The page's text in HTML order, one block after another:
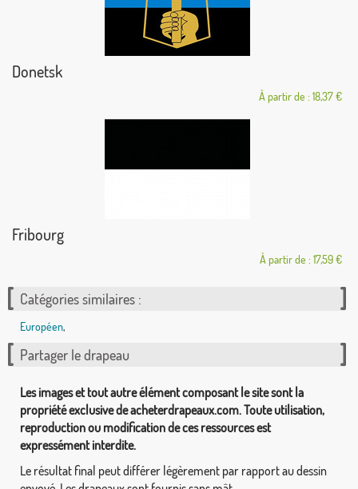
Donetsk
À partir de : 18,37 €
Fribourg
À partir de : 17,59 €
Catégories similaires :
Européen,
Partager le drapeau
Les images et tout autre élément composant le site sont la
propriété exclusive de acheterdrapeaux.com. Toute utilisation,
reproduction ou modification de ces ressources est
expressément interdite.
Le résultat final peut différer légèrement par rapport au dessin